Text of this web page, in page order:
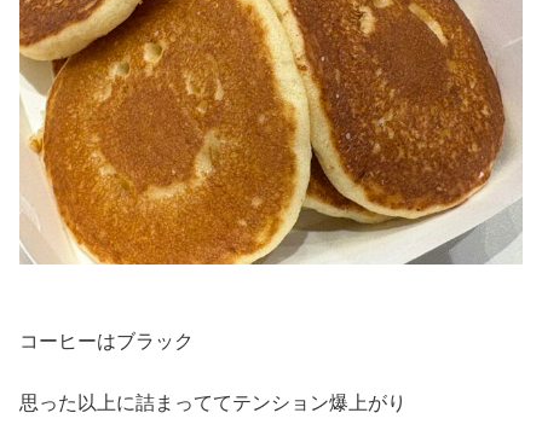
コーヒーはブラック
思った以上に詰まっててテンション爆上がり